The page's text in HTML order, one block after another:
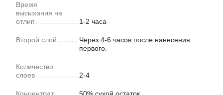
Время
высыхания на
отлип
1-2 часа
Второй слой
Через 4-6 часов после нанесения
первого.
Количество
слоев
2-4